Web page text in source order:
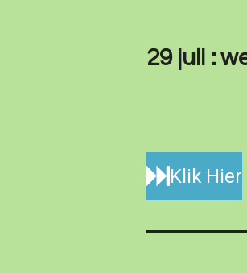
29 juli :
Klik Hier